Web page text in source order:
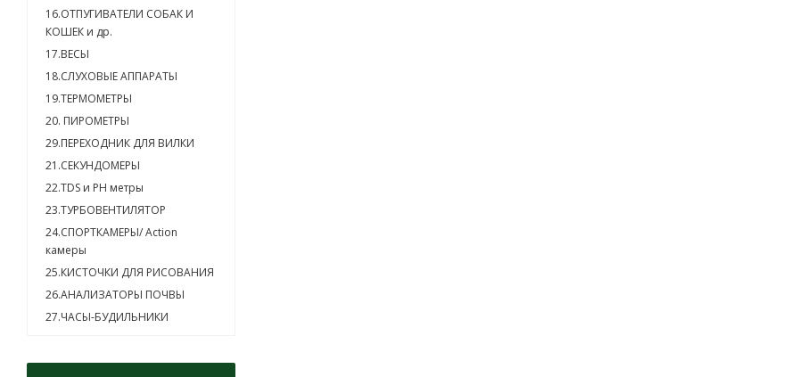
16.ОТПУГИВАТЕЛИ СОБАК И
КОШЕК и др.
17.ВЕСЫ
18.СЛУХОВЫЕ АППАРАТЫ
19.ТЕРМОМЕТРЫ
20. ПИРОМЕТРЫ
29.ПЕРЕХОДНИК ДЛЯ ВИЛКИ
21.СЕКУНДОМЕРЫ
22.TDS и PH метры
23.ТУРБОВЕНТИЛЯТОР
24.СПОРТКАМЕРЫ/ Action
камеры
25.КИСТОЧКИ ДЛЯ РИСОВАНИЯ
26.АНАЛИЗАТОРЫ ПОЧВЫ
27.ЧАСЫ-БУДИЛЬНИКИ